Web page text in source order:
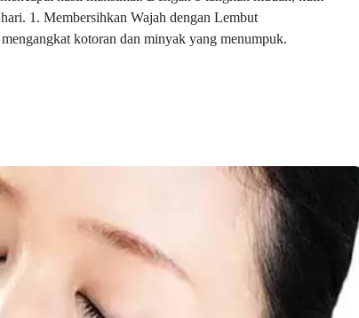
1. Membersihkan Wajah dengan Lembut
kotoran dan minyak yang menumpuk.